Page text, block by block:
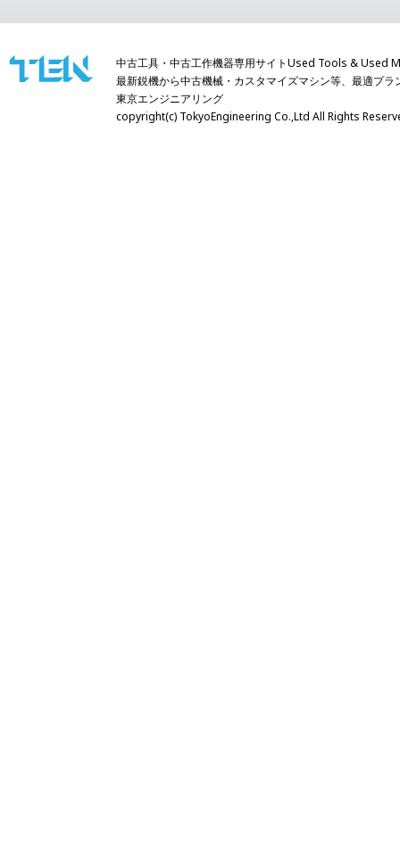
中古工具・中古工作機器専用サイトUsed Tools & Used
最新鋭機から中古機械・カスタマイズマシン等、最適プ
東京エンジニアリング
copyright(c) TokyoEngineering Co.,Ltd All Rights